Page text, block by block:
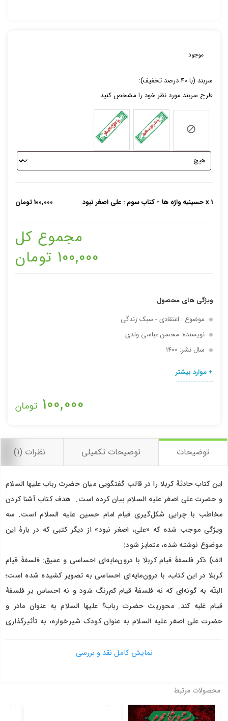
موجود
سربند (با 40 درصد تخفیف)‌:
طرح سربند مورد نظر خود را مشخص کنید
x 1حسینیه واژه ها - کتاب سوم : علی اصغر نبود 100,000 تومان
مجموع کل
100,000 تومان
ویژگی های محصول
موضوع : اعتقادی - سبک زندگی
نویسنده: محسن عباسی ولدی
سال نشر: 1400
+ موارد بیشتر
100,000 تومان
توضیحات توضیحات تکمیلی نظرات (1)
این کتاب حادثۀ کربلا را در قالب گفتگویی میان حضرت رباب علیها السلام
و حضرت علی اصغر علیه السلام بیان کرده است. هدف کتاب آشنا کردن
مخاطب با چرایی شکل‌گیری قیام امام حسین علیه السلام است. سه
ویژگی موجب شده که «علی، اصغر نبود» از دیگر کتبی که در بارۀ این
موضوع نوشته شده، متمایز شود:
الف) ذکر فلسفۀ قیام کربلا با درون‌مایه‌ای احساسی و عمیق: فلسفۀ قیام
کربلا در این کتاب، با درون‌مایه‌ای احساسی به تصویر کشیده شده است؛
البتّه به گونه‌ای که نه فلسفۀ قیام کم‌رنگ شود و نه احساس بر فلسفۀ
قیام غلبه کند. محوریت حضرت رباب؟ علیها السلام به عنوان مادر و
حضرت علی اصغر علیه السلام به عنوان کودک شیرخواره، به تأثیرگذاری
افرادی که گرایش غیرشیعی و حتّی غیر اسلامی هم دارند، قابل تأمّل
ب) استفاده از سبک ادبی: قالب این کتاب، ادبی است؛ امّا ادبیاتی که به
نمایش کامل نقد و بررسی
محصولات مرتبط
اخبار مربوط به این محصول را به من از طریق پیامک اطلاع بده
تصاویر رسمی